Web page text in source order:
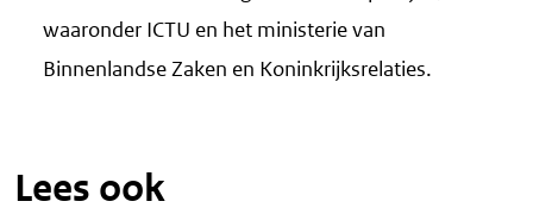
waaronder ICTU en het ministerie van
Binnenlandse Zaken en Koninkrijksrelaties.
Lees ook